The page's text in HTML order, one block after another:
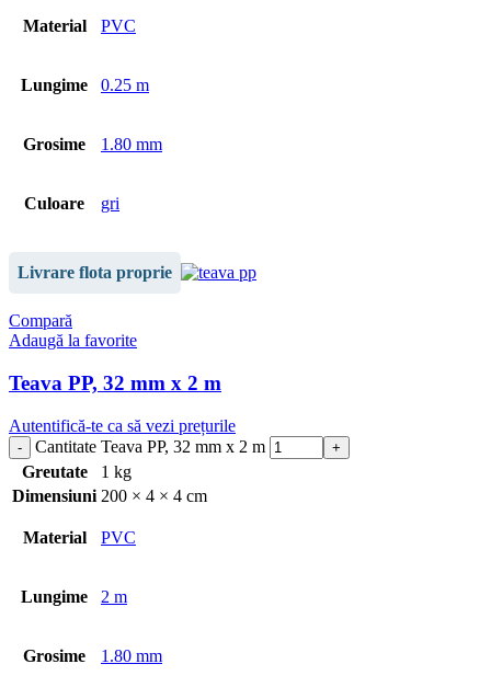
Material PVC
Lungime 0.25 m
Grosime 1.80 mm
Culoare gri
Livrare flota proprie
Compară
Adaugă la favorite
Teava PP, 32 mm x 2 m
Autentifică-te ca să vezi prețurile
Cantitate Teava PP, 32 mm x 2 m
Greutate
1 kg
Dimensiuni 200 × 4 × 4 cm
Material PVC
Lungime 2 m
Grosime 1.80 mm